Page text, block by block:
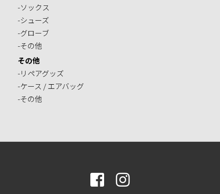
-ソックス
-シューズ
-グローブ
-その他
その他
-リペアグッズ
-ケース / エアバッグ
-その他